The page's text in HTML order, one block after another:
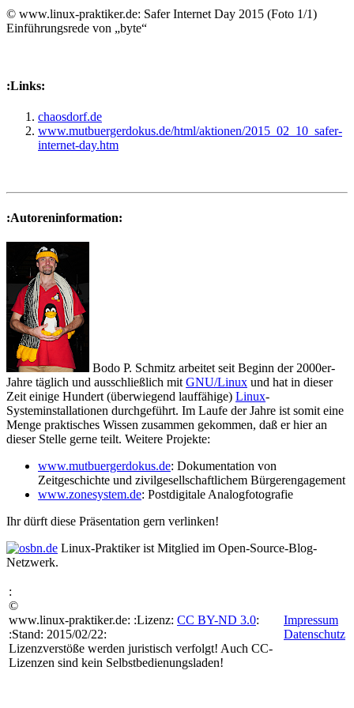
© www.linux-praktiker.de: Safer Internet Day 2015 (Foto 1/1)
Einführungsrede von „byte“
:Links:
chaosdorf.de
www.mutbuergerdokus.de/html/aktionen/2015_02_10_safer-
internet-day.htm
:Autoreninformation:
Bodo P. Schmitz arbeitet seit Beginn der 2000er-
Jahre täglich und ausschließlich mit GNU/Linux und hat in dieser
Zeit einige Hundert (überwiegend lauffähige) Linux-
Systeminstallationen durchgeführt. Im Laufe der Jahre ist somit eine
Menge praktisches Wissen zusammen gekommen, daß er hier an
dieser Stelle gerne teilt. Weitere Projekte:
www.mutbuergerdokus.de: Dokumentation von
Zeitgeschichte und zivilgesellschaftlichem Bürgerengagement
www.zonesystem.de: Postdigitale Analogfotografie
Ihr dürft diese Präsentation gern verlinken!
Linux-Praktikerist Mitglied im Open-Source-Blog-
Netzwerk.
:
©
www.linux-praktiker.de: :Lizenz: CC BY-ND 3.0:
:Stand: 2015/02/22:
Lizenzverstöße werden juristisch verfolgt! Auch CC-
Lizenzen sind kein Selbstbedienungsladen!
Impressum
Datenschutz